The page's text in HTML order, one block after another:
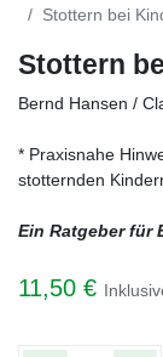
Stottern bei
Stottern
Bernd Hansen /
* Praxisnahe
stotternden
Ein Ratgeber für
11,50 €